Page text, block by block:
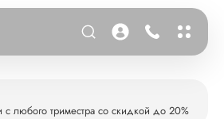
с любого триместра со скидкой до 20%